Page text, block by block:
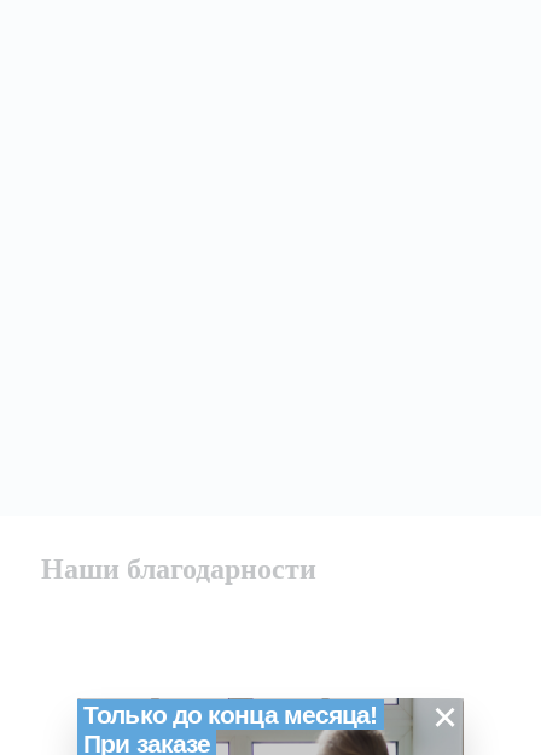
Наши благодарности
Только до конца месяца!
При заказе
×